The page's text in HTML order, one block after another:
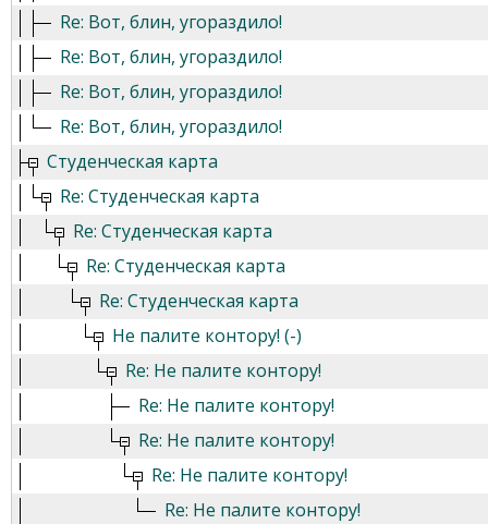
Re: Вот, блин, угораздило!
Re: Вот, блин, угораздило!
Re: Вот, блин, угораздило!
Re: Вот, блин, угораздило!
Студенческая карта
Re: Студенческая карта
Re: Студенческая карта
Re: Студенческая карта
Re: Студенческая карта
Не палите контору! (-)
Re: Не палите контору!
Re: Не палите контору!
Re: Не палите контору!
Re: Не палите контору!
Re: Не палите контору!